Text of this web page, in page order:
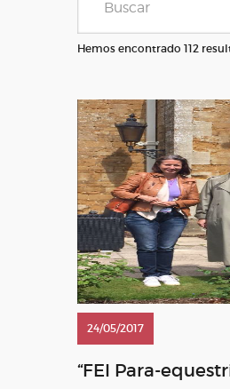
Hemos encontrado 112
24/05/2017
“FEI Para-